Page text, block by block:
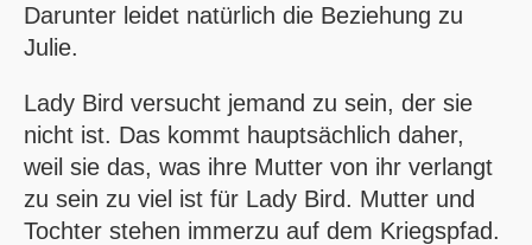
Darunter leidet natürlich die Beziehung zu
Julie.
Lady Bird versucht jemand zu sein, der sie
nicht ist. Das kommt hauptsächlich daher,
weil sie das, was ihre Mutter von ihr verlangt
zu sein zu viel ist für Lady Bird. Mutter und
Tochter stehen immerzu auf dem Kriegspfad.